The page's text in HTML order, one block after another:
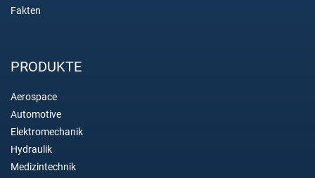
Fakten
PRODUKTE
Aerospace
Automotive
Elektromechanik
Hydraulik
Medizintechnik